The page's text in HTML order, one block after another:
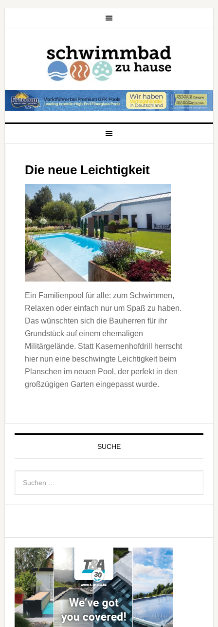
Die neue Leichtigkeit
Ein Familienpool für alle: zum Schwimmen,
Relaxen oder einfach nur um Spaß zu haben.
Das wünschten sich die Bauherren für ihr
Grundstück auf einem ehemaligen
Militärgelände. Statt Kasernenhofdrill herrscht
hier nun eine beschwingte Leichtigkeit beim
Planschen im neuen Pool, der perfekt in den
großzügigen Garten eingepasst wurde.
SUCHE